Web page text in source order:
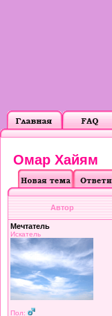
Омар Хайям
Автор
Мечтатель
Искатель
Пол: